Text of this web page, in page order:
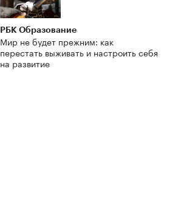
РБК Образование
Мир не будет прежним: как
перестать выживать и настроить себя
на развитие